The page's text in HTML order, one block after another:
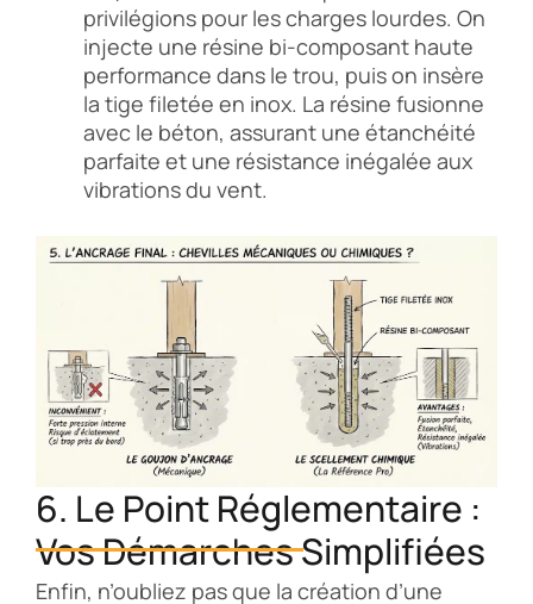
privilégions pour les charges lourdes. On
injecte une résine bi-composant haute
performance dans le trou, puis on insère
la tige filetée en inox. La résine fusionne
avec le béton, assurant une étanchéité
parfaite et une résistance inégalée aux
vibrations du vent.
6. Le Point Réglementaire :
Vos Démarches Simplifiées
Enfin, n’oubliez pas que la création d’une